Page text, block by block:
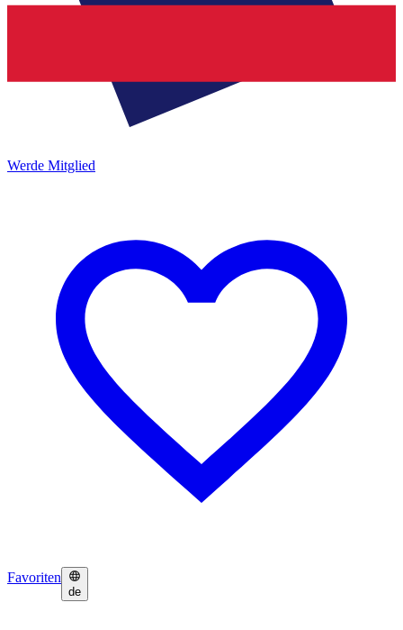
Werde Mitglied
Favoriten
de